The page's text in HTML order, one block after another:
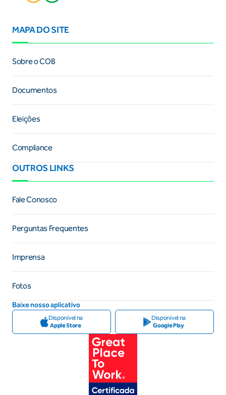
MAPA DO SITE
Sobre o COB
Documentos
Eleições
Compliance
OUTROS LINKS
Fale Conosco
Perguntas Frequentes
Imprensa
Fotos
Baixe nosso aplicativo
Disponível na
Apple Store
Disponível na
Google Play